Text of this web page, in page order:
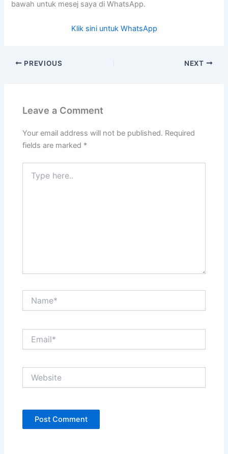
bawah untuk mesej saya di WhatsApp.
Klik sini untuk WhatsApp
PREVIOUS NEXT
Leave a Comment
Your email address will not be published. Required
fields are marked *
here..